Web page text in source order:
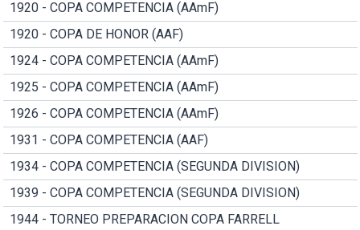
1920 - COPA COMPETENCIA (AAmF)
1920 - COPA DE HONOR (AAF)
1924 - COPA COMPETENCIA (AAmF)
1925 - COPA COMPETENCIA (AAmF)
1926 - COPA COMPETENCIA (AAmF)
1931 - COPA COMPETENCIA (AAF)
1934 - COPA COMPETENCIA (SEGUNDA DIVISION)
1939 - COPA COMPETENCIA (SEGUNDA DIVISION)
1944 - TORNEO PREPARACION COPA FARRELL